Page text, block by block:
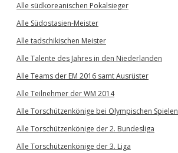
Alle südkoreanischen Pokalsieger
Alle Südostasien-Meister
Alle tadschikischen Meister
Alle Talente des Jahres in den Niederlanden
Alle Teams der EM 2016 samt Ausrüster
Alle Teilnehmer der WM 2014
Alle Torschützenkönige bei Olympischen Spielen
Alle Torschützenkönige der 2. Bundesliga
Alle Torschützenkönige der 3. Liga